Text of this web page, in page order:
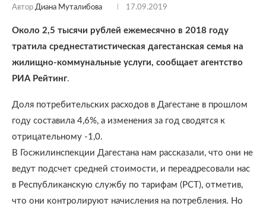
Автор Диана Муталибова 17.09.2019
Около 2,5 тысячи рублей ежемесячно в 2018 году
тратила среднестатистическая дагестанская семья на
жилищно-коммунальные услуги, сообщает агентство
РИА Рейтинг.
Доля потребительских расходов в Дагестане в прошлом
году составила 4,6%, а изменения за год сводятся к
отрицательному -1,0.
В Госжилинспекции Дагестана нам рассказали, что они не
ведут подсчет средней стоимости, и переадресовали нас
в Республиканскую службу по тарифам (РСТ), отметив,
что они контролируют начисления на потребления. Но